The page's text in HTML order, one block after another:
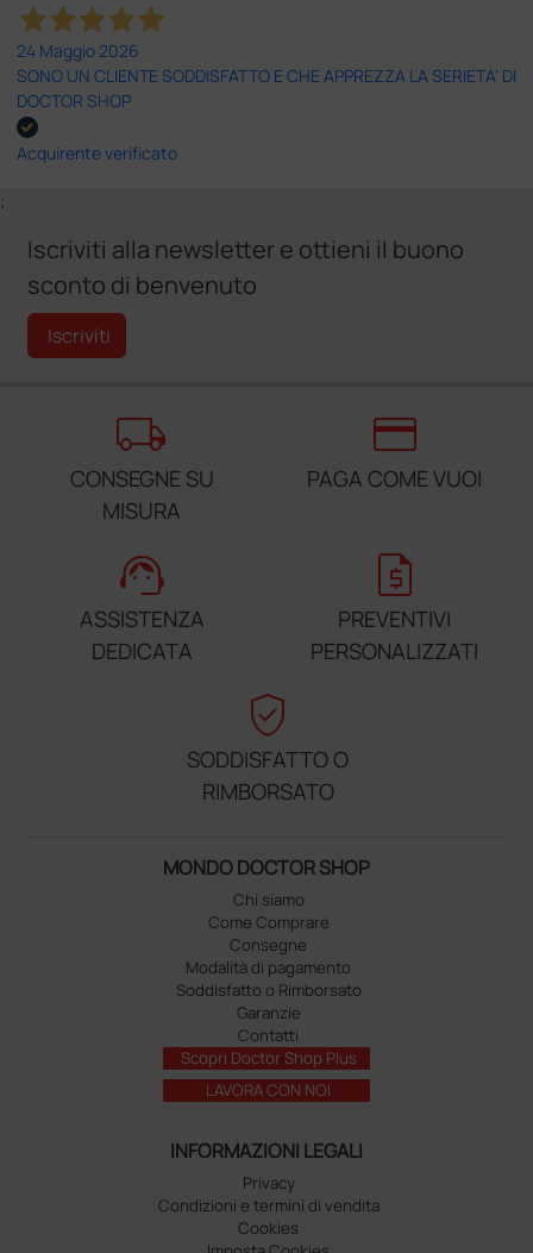
24 Maggio 2026
SONO UN CLIENTE SODDISFATTO E CHE APPREZZA LA SERIETA' DI
DOCTOR SHOP
Acquirente verificato
;
Iscriviti alla newsletter e ottieni il buono
sconto di benvenuto
Iscriviti
local_shipping
CONSEGNE SU
MISURA
credit_card
PAGA COME VUOI
support_agent
ASSISTENZA
DEDICATA
request_quote
PREVENTIVI
PERSONALIZZATI
verified_user
SODDISFATTO O
RIMBORSATO
MONDO DOCTOR SHOP
Chi siamo
Come Comprare
Consegne
Modalità di pagamento
Soddisfatto o Rimborsato
Garanzie
Contatti
Scopri Doctor Shop Plus
LAVORA CON NOI
INFORMAZIONI LEGALI
Privacy
Condizioni e termini di vendita
Cookies